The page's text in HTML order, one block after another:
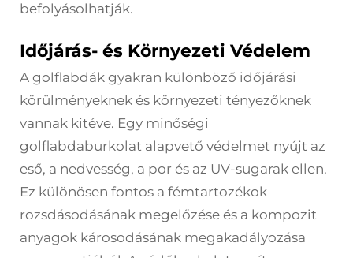
befolyásolhatják.
Időjárás- és Környezeti Védelem
A golflabdák gyakran különböző időjárási
körülményeknek és környezeti tényezőknek
vannak kitéve. Egy minőségi
golflabdaburkolat alapvető védelmet nyújt az
eső, a nedvesség, a por és az UV-sugarak ellen.
Ez különösen fontos a fémtartozékok
rozsdásodásának megelőzése és a kompozit
anyagok károsodásának megakadályozása